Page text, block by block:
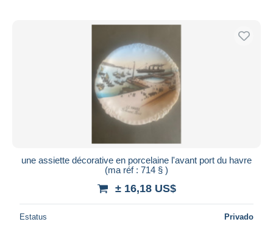
une assiette décorative en porcelaine l'avant port du havre
(ma réf : 714 § )
± 16,18 US$
Estatus Privado